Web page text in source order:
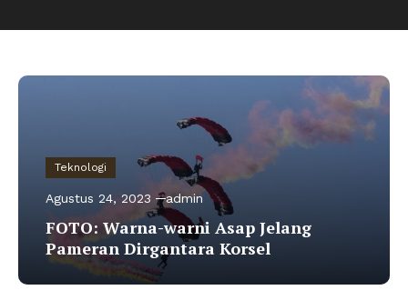
Teknologi
Agustus 24, 2023 admin
FOTO: Warna-warni Asap Jelang
Pameran Dirgantara Korsel